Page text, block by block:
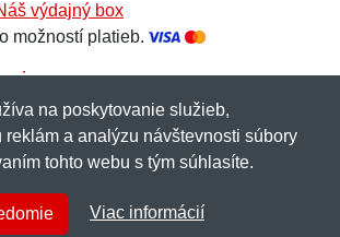
výdajný box
možností platieb.
2026 (19 rokov s vami)Netnakup.sk
vyhradené.
na poskytovanie služieb,
reklám a analýzu návštevnosti súbory
tohto webu s tým súhlasíte.
Viac informácií